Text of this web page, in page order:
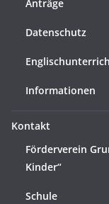
Anträge
Datenschutz
Informationen
Kontakt
Förderverein
Kinder“
Schule